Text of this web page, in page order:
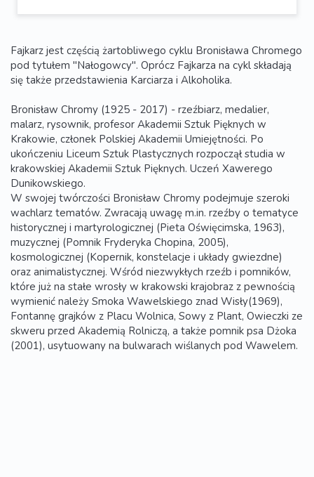
Fajkarz jest częścią żartobliwego cyklu Bronisława Chromego
pod tytułem "Nałogowcy". Oprócz Fajkarza na cykl składają
się także przedstawienia Karciarza i Alkoholika.
Bronisław Chromy (1925 - 2017) - rzeźbiarz, medalier,
malarz, rysownik, profesor Akademii Sztuk Pięknych w
Krakowie, członek Polskiej Akademii Umiejętności. Po
ukończeniu Liceum Sztuk Plastycznych rozpoczął studia w
krakowskiej Akademii Sztuk Pięknych. Uczeń Xawerego
Dunikowskiego.
W swojej twórczości Bronisław Chromy podejmuje szeroki
wachlarz tematów. Zwracają uwagę m.in. rzeźby o tematyce
historycznej i martyrologicznej (Pieta Oświęcimska, 1963),
muzycznej (Pomnik Fryderyka Chopina, 2005),
kosmologicznej (Kopernik, konstelacje i układy gwiezdne)
oraz animalistycznej. Wśród niezwykłych rzeźb i pomników,
które już na stałe wrosły w krakowski krajobraz z pewnością
wymienić należy Smoka Wawelskiego znad Wisły(1969),
Fontannę grajków z Placu Wolnica, Sowy z Plant, Owieczki ze
skweru przed Akademią Rolniczą, a także pomnik psa Dżoka
(2001), usytuowany na bulwarach wiślanych pod Wawelem.